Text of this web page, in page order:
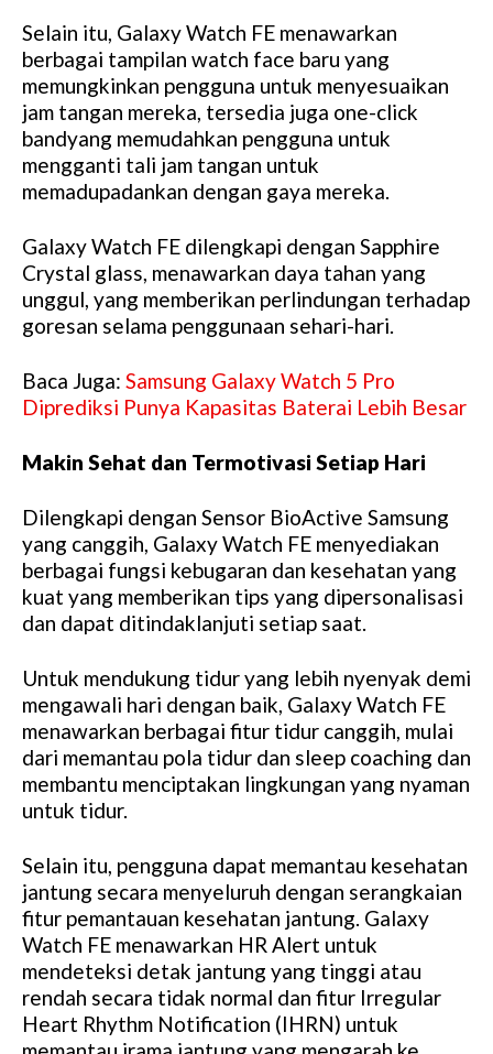
Selain itu, Galaxy Watch FE menawarkan
berbagai tampilan watch face baru yang
memungkinkan pengguna untuk menyesuaikan
jam tangan mereka, tersedia juga one-click
bandyang memudahkan pengguna untuk
mengganti tali jam tangan untuk
memadupadankan dengan gaya mereka.
Galaxy Watch FE dilengkapi dengan Sapphire
Crystal glass, menawarkan daya tahan yang
unggul, yang memberikan perlindungan terhadap
goresan selama penggunaan sehari-hari.
Baca Juga: Samsung Galaxy Watch 5 Pro
Diprediksi Punya Kapasitas Baterai Lebih Besar
Makin Sehat dan Termotivasi Setiap Hari
Dilengkapi dengan Sensor BioActive Samsung
yang canggih, Galaxy Watch FE menyediakan
berbagai fungsi kebugaran dan kesehatan yang
kuat yang memberikan tips yang dipersonalisasi
dan dapat ditindaklanjuti setiap saat.
Untuk mendukung tidur yang lebih nyenyak demi
mengawali hari dengan baik, Galaxy Watch FE
menawarkan berbagai fitur tidur canggih, mulai
dari memantau pola tidur dan sleep coaching dan
membantu menciptakan lingkungan yang nyaman
untuk tidur.
Selain itu, pengguna dapat memantau kesehatan
jantung secara menyeluruh dengan serangkaian
fitur pemantauan kesehatan jantung. Galaxy
Watch FE menawarkan HR Alert untuk
mendeteksi detak jantung yang tinggi atau
rendah secara tidak normal dan fitur Irregular
Heart Rhythm Notification (IHRN) untuk